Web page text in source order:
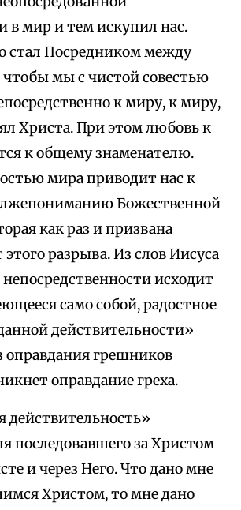
в мир и тем искупил нас.
стал Посредником между
мы с чистой совестью
к миру, к миру,
Христа. При этом любовь к
к общему знаменателю.
мира приводит нас к
Божественной
как раз и призвана
этого разрыва. Из слов Иисуса
исходит
само собой, радостное
действительности»
оправдания грешников
оправдание греха.
действительность»
последовавшего за Христом
и через Него. Что дано мне
Христом, то мне дано